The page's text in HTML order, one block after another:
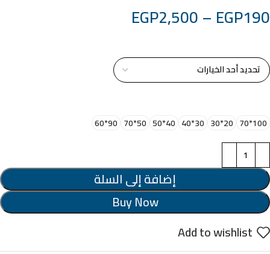
EGP190
–
EGP2,500
100*70
20*30
30*40
40*50
50*70
90*60
إضافة إلى السلة
Buy Now
Add to wishlist